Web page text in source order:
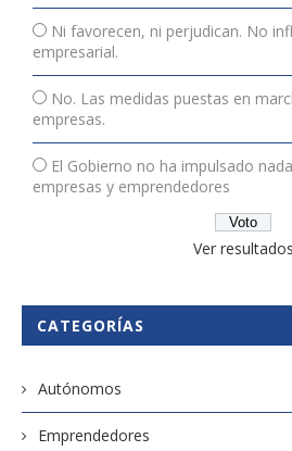
Ni favorecen, ni perjudican. No
empresarial.
No. Las medidas puestas en
empresas.
El Gobierno no ha impulsado
empresas y emprendedores
Ver resultados
CATEGORÍAS
Autónomos
Emprendedores